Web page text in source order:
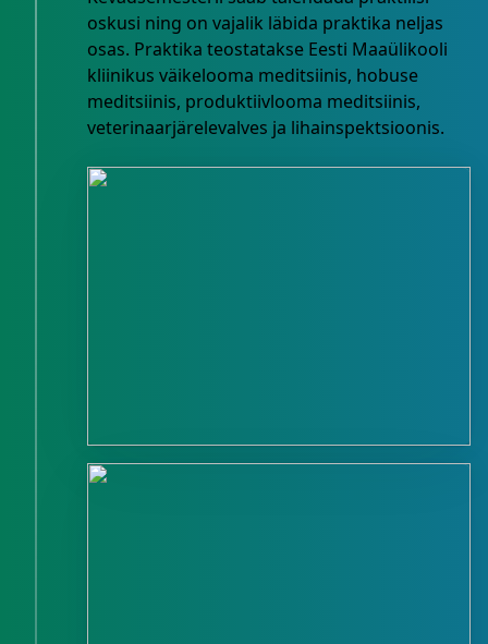
oskusi ning on vajalik läbida praktika neljas
osas. Praktika teostatakse Eesti Maaülikooli
kliinikus väikelooma meditsiinis, hobuse
meditsiinis, produktiivlooma meditsiinis,
veterinaarjärelevalves ja lihainspektsioonis.